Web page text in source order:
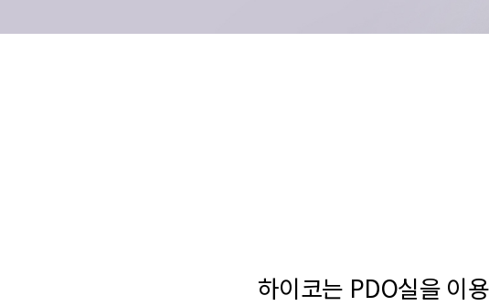
하이코는 PDO실을 이